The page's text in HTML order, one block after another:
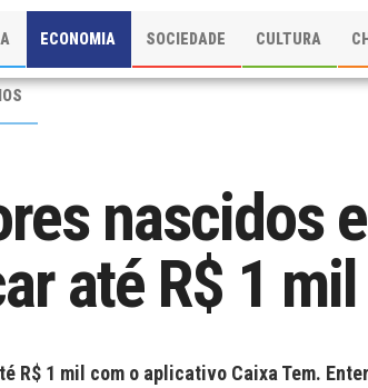
ECONOMIA SOCIEDADE CULTURA
nascidos
até R$ 1 mil
R$ 1 mil com o aplicativo Caixa Tem.